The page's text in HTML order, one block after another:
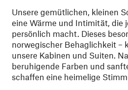
Unsere gemütlichen, kleinen
eine Wärme und Intimität, die
persönlich macht. Dieses
norwegischer Behaglichkeit –
unsere Kabinen und Suiten.
beruhigende Farben und
schaffen eine heimelige